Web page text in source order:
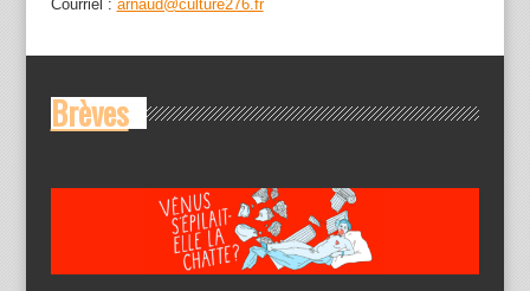
Courriel : arnaud@culture276.fr
Brèves